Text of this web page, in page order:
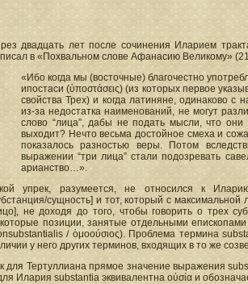
двадцать лет после сочинения Иларием
в «Похвальном слове Афанасию Великому»
«Ибо когда мы (восточные) благочестно
ипостаси (ὑποστάσεις) (из которых первое
свойства Трех) и когда латиняне, одинаково с
из-за недостатка наименований, не могут
слово “лица”, дабы не подать мысли, что они
выходит? Нечто весьма достойное смеха и
показалось разностью веры. Потом
выражении “три лица” стали подозревать
арианство…».
упрек, разумеется, не относился к
сущность] и тот, который с
не доходя до того, чтобы говорить о трех
позиции, занятые отдельными
/ ὁμοούσιος). Проблема термина
у него других терминов, входящих в то же
для Тертуллиана прямое значение выражения
Илария substantia эквивалентна οὐσία и